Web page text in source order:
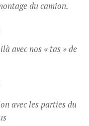
du camion.
avec nos « tas » de
avec les parties du